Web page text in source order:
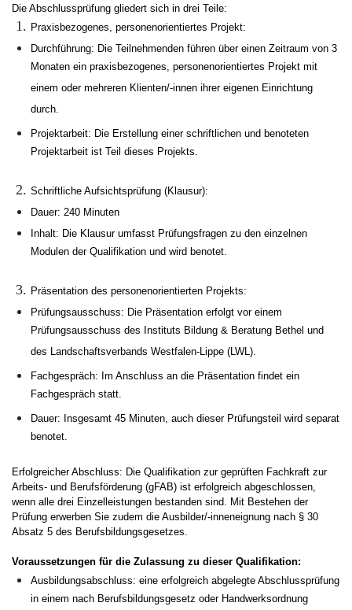
Die Abschlussprüfung gliedert sich in drei Teile:
Praxisbezogenes, personenorientiertes Projekt:
Durchführung: Die Teilnehmenden führen über einen Zeitraum von 3
Monaten ein praxisbezogenes, personenorientiertes Projekt mit
einem oder mehreren Klienten/-innen ihrer eigenen Einrichtung
durch.
Projektarbeit: Die Erstellung einer schriftlichen und benoteten
Projektarbeit ist Teil dieses Projekts.
Schriftliche Aufsichtsprüfung (Klausur):
Dauer: 240 Minuten
Inhalt: Die Klausur umfasst Prüfungsfragen zu den einzelnen
Modulen der Qualifikation und wird benotet.
Präsentation des personenorientierten Projekts:
Prüfungsausschuss: Die Präsentation erfolgt vor einem
Prüfungsausschuss des Instituts Bildung & Beratung Bethel und
des Landschaftsverbands Westfalen-Lippe (LWL).
Fachgespräch: Im Anschluss an die Präsentation findet ein
Fachgespräch statt.
Dauer: Insgesamt 45 Minuten, auch dieser Prüfungsteil wird separat
benotet.
Erfolgreicher Abschluss: Die Qualifikation zur geprüften Fachkraft zur
Arbeits- und Berufsförderung (gFAB) ist erfolgreich abgeschlossen,
wenn alle drei Einzelleistungen bestanden sind. Mit Bestehen der
Prüfung erwerben Sie zudem die Ausbilder/-inneneignung nach § 30
Absatz 5 des Berufsbildungsgesetzes.
Voraussetzungen für die Zulassung zu dieser Qualifikation:
Ausbildungsabschluss: eine erfolgreich abgelegte Abschlussprüfung
in einem nach Berufsbildungsgesetz oder Handwerksordnung